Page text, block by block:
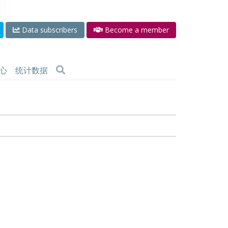
Data subscribers Become a member
统计数据